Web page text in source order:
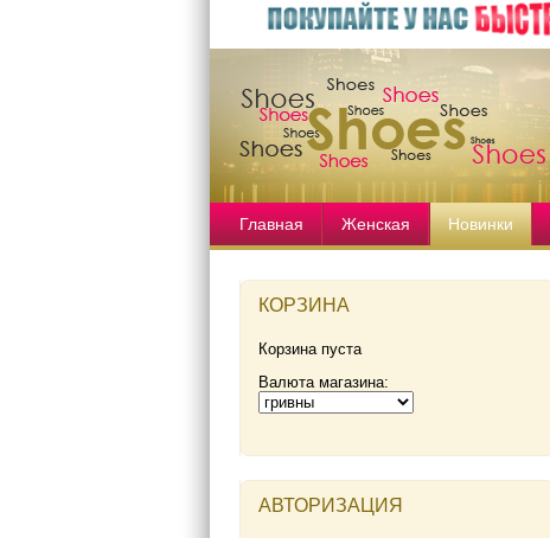
Главная Женская Новинки
КОРЗИНА
Корзина пуста
Валюта магазина:
АВТОРИЗАЦИЯ